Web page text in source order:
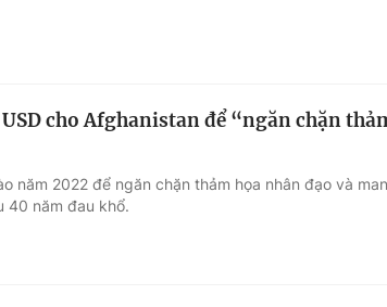
cho Afghanistan để “ngăn chặn
năm 2022 để ngăn chặn thảm họa nhân đạo và
40 năm đau khổ.